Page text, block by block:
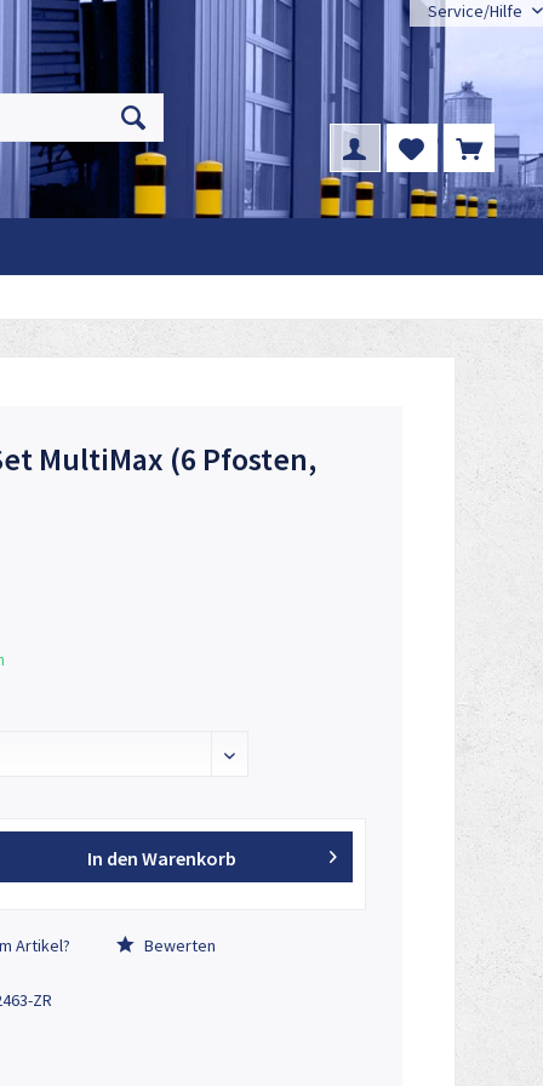
Service/Hilfe
enthalten!
MultiMax (6 Pfosten,
In den Warenkorb
Artikel? Bewerten
ZR